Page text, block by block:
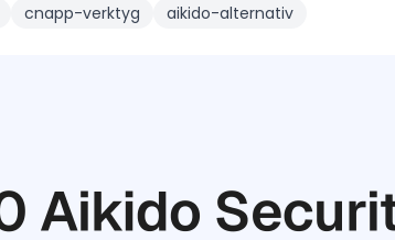
cnapp-verktyg aikido-alternativ